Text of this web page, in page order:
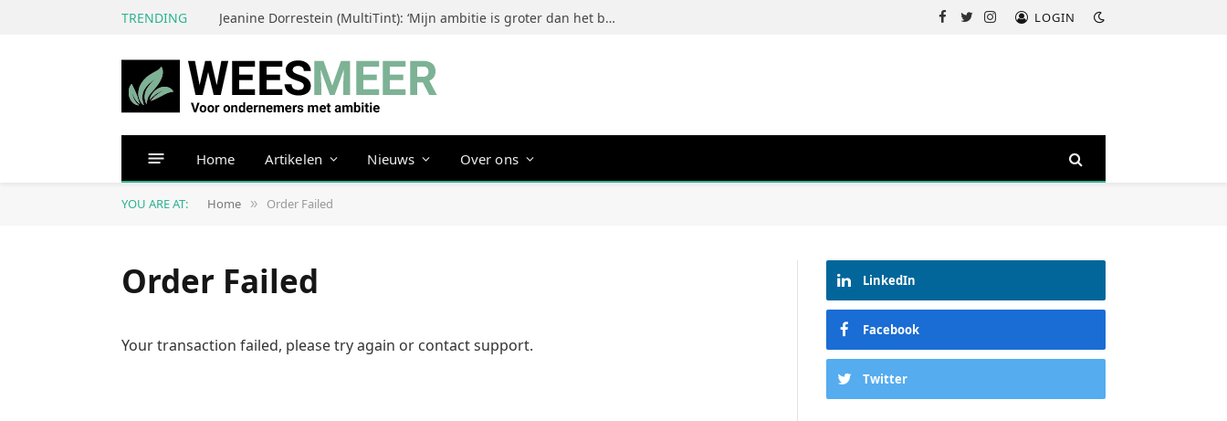
TRENDING Jeanine Dorrestein (MultiTint): ‘Mijn ambitie is groter dan het bouwen van een succesvol merk’ Facebook
TwitterInstagramLOGIN
Home Artikelen Nieuws Over ons
YOU ARE AT: Home » Order Failed
Order Failed
Your transaction failed, please try again or contact support.
LinkedIn
Facebook
Twitter